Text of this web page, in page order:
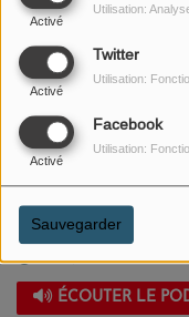
Activé
Utilisation:
Twitter
Activé
Utilisation:
Facebook
Activé
Utilisation:
Sauvegarder
27 AVRIL 2023
ÉCOUTER LE